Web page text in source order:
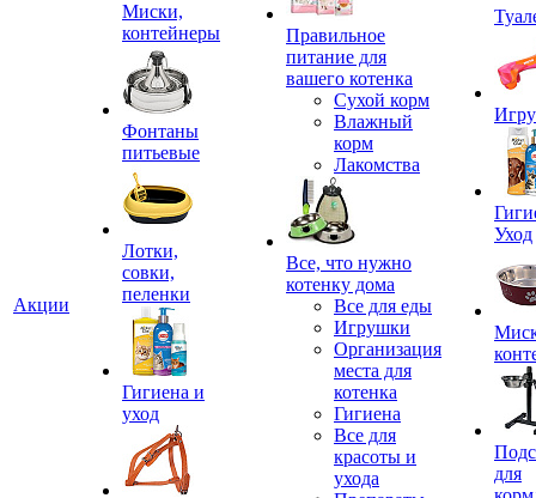
Акции
Миски,
контейнеры
Фонтаны
питьевые
Лотки,
совки,
пеленки
Гигиена и
уход
Правильное
питание для
вашего котенка
Сухой корм
Влажный
корм
Лакомства
Все, что нужно
котенку дома
Все для еды
Игрушки
Организация
места для
котенка
Гигиена
Все для
красоты и
ухода
Уход
для